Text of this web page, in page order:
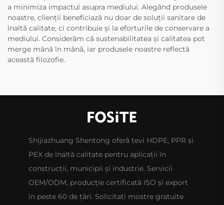
a minimiza impactul asupra mediului. Alegând produsele
noastre, clienții beneficiază nu doar de soluții sanitare de
înaltă calitate, ci contribuie și la eforturile de conservare a
mediului. Considerăm că sustenabilitatea și calitatea pot
merge mână în mână, iar produsele noastre reflectă
această filozofie.
Shijiazhuang Shentong oferă țevi HDPE, PPR și
PEX de înaltă calitate pentru aplicații în
construcții, municipii și industrie. Servicii
OEM/ODM, producție certificată ISO și export
în peste 60 de țări. Solicitați mostre gratuite